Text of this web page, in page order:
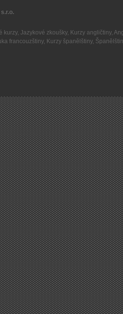
kurzy, Jazykové zkoušky, Kurzy angličtiny,
francouzštiny, Kurzy španělštiny,